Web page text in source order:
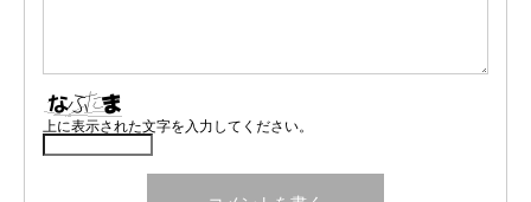
上に表示された文字を入力してください。